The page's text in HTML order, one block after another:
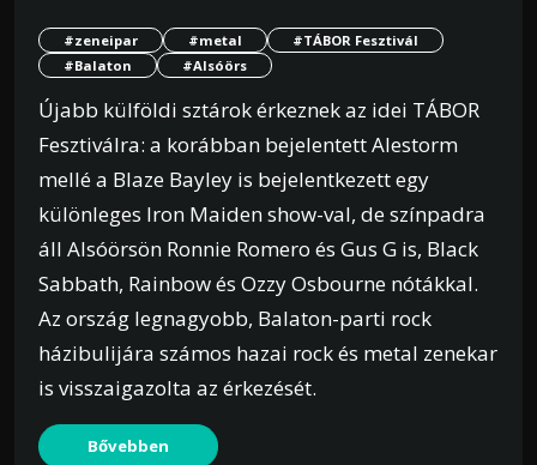
#zeneipar #metal
#TÁBOR Fesztivál
#Balaton
#Alsóörs
Újabb külföldi sztárok érkeznek az idei TÁBOR
Fesztiválra: a korábban bejelentett Alestorm
mellé a Blaze Bayley is bejelentkezett egy
különleges Iron Maiden show-val, de színpadra
áll Alsóörsön Ronnie Romero és Gus G is, Black
Sabbath, Rainbow és Ozzy Osbourne nótákkal.
Az ország legnagyobb, Balaton-parti rock
házibulijára számos hazai rock és metal zenekar
is visszaigazolta az érkezését.
Bővebben